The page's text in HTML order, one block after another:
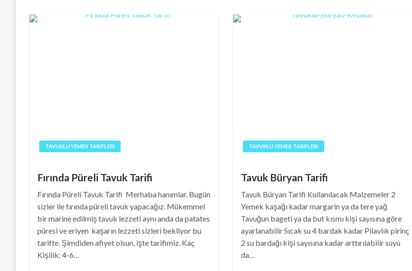
TAVUKLU YEMEK TARIFLERI
Fırında Püreli Tavuk Tarifi
Fırında Püreli Tavuk Tarifi Merhaba hanımlar. Bugün
sizler ile fırında püreli tavuk yapacağız. Mükemmel
bir marine edilmiş tavuk lezzeti aynı anda da patates
püresi ve eriyen kaşarın lezzeti sizleri bekliyor bu
tarifte. Şimdiden afiyet olsun, işte tarifimiz. Kaç
Kişilik: 4-6…
TAVUKLU YEMEK TARIFLERI
Tavuk Büryan Tarifi
Tavuk Büryan Tarifi Kullanılacak Malzemeler 2
Yemek kaşağı kadar margarin ya da tere yağ
Tavuğun bageti ya da but kısmı kişi sayısına göre
ayarlanabilir Sıcak su 4 bardak kadar Pilavlık pirinç
2 su bardağı kişi sayısına kadar arttırılabilir suyu
da…